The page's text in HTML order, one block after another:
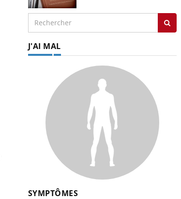
J'AI MAL
SYMPTÔMES